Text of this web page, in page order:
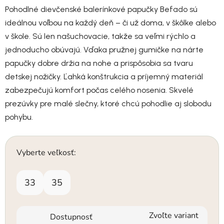
Pohodlné dievčenské balerínkové papučky Befado sú
ideálnou voľbou na každý deň – či už doma, v škôlke alebo
v škole. Sú len našuchovacie, takže sa veľmi rýchlo a
jednoducho obúvajú. Vďaka pružnej gumičke na nárte
papučky dobre držia na nohe a prispôsobia sa tvaru
detskej nožičky. Ľahká konštrukcia a príjemný materiál
zabezpečujú komfort počas celého nosenia. Skvelé
prezúvky pre malé slečny, ktoré chcú pohodlie aj slobodu
pohybu.
Vyberte veľkosť:
33 35
Dostupnosť Zvoľte variant